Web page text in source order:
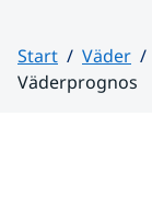
Start Väder
Väderprognos